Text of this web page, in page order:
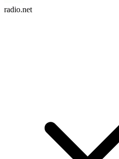
radio.net